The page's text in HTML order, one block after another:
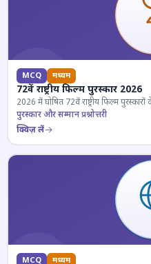
MCQ मध्यम
72वें राष्ट्रीय फिल्म पुरस्कार 2026
2026 में घोषित 72वें राष्ट्रीय फिल्म पुरस्कारों
पुरस्कार और सम्मान प्रश्नोत्तरी
क्विज़ लें
MCQ मध्यम